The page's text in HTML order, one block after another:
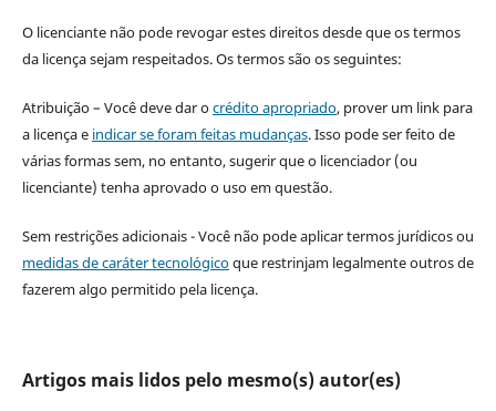
O licenciante não pode revogar estes direitos desde que os termos
da licença sejam respeitados. Os termos são os seguintes:
Atribuição – Você deve dar ocrédito apropriado, prover um link para
a licença e indicar se foram feitas mudanças. Isso pode ser feito de
várias formas sem, no entanto, sugerir que o licenciador (ou
licenciante) tenha aprovado o uso em questão.
Sem restrições adicionais - Você não pode aplicar termos jurídicos ou
medidas de caráter tecnológicoque restrinjam legalmente outros de
fazerem algo permitido pela licença.
Artigos mais lidos pelo mesmo(s) autor(es)